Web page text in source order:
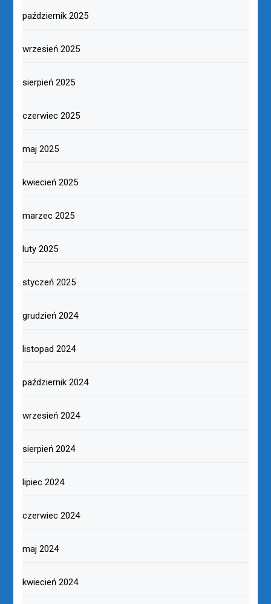
październik 2025
wrzesień 2025
sierpień 2025
czerwiec 2025
maj 2025
kwiecień 2025
marzec 2025
luty 2025
styczeń 2025
grudzień 2024
listopad 2024
październik 2024
wrzesień 2024
sierpień 2024
lipiec 2024
czerwiec 2024
maj 2024
kwiecień 2024